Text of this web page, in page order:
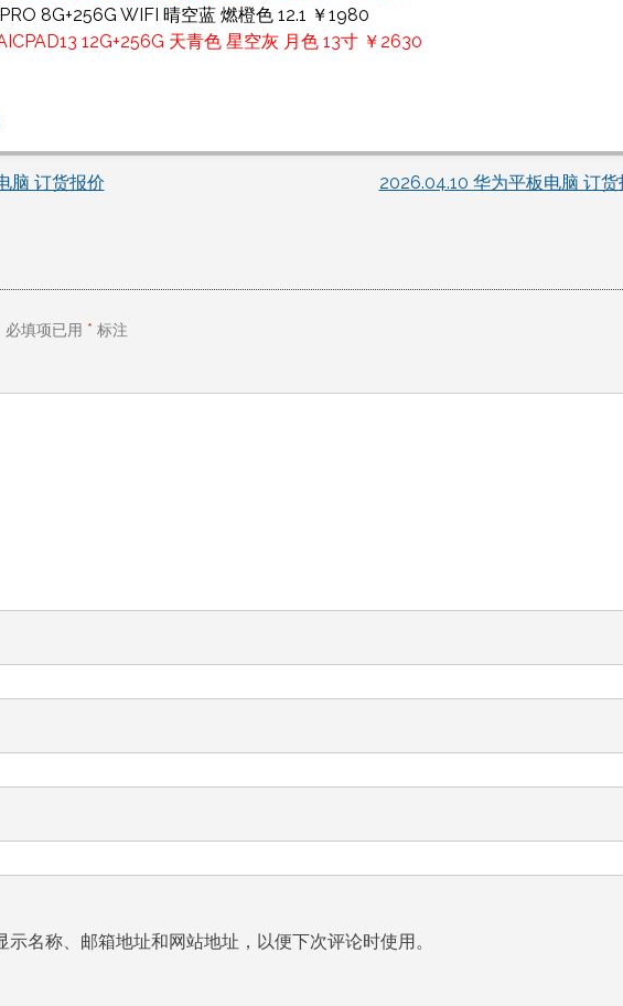
8G+256G WIFI 晴空蓝 燃橙色 12.1 ￥1980
12G+256G 天青色 星空灰 月色 13寸 ￥2630
脑 订货报价 2026.04.10 华为平板电脑 订
必填项已用 * 标注
名称、邮箱地址和网站地址，以便下次评论时使用。